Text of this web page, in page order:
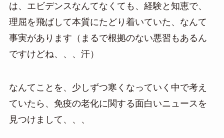
は、エビデンスなんてなくても、経験と知恵で、
理屈を飛ばして本質にたどり着いていた、なんて
事実があります（まるで根拠のない悪習もあるん
ですけどね、、、汗）
なんてことを、少しずつ寒くなっていく中で考え
ていたら、免疫の老化に関する面白いニュースを
見つけまして、、、